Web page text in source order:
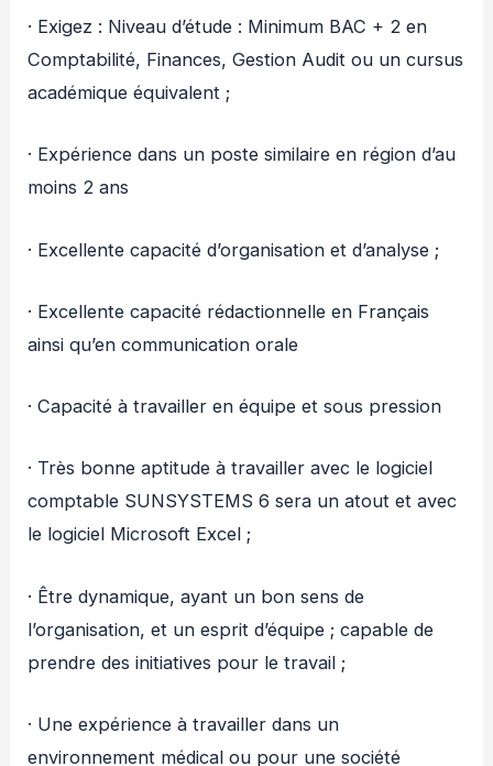
· Exigez : Niveau d’étude : Minimum BAC + 2 en
Comptabilité, Finances, Gestion Audit ou un cursus
académique équivalent ;
· Expérience dans un poste similaire en région d’au
moins 2 ans
· Excellente capacité d’organisation et d’analyse ;
· Excellente capacité rédactionnelle en Français
ainsi qu’en communication orale
· Capacité à travailler en équipe et sous pression
· Très bonne aptitude à travailler avec le logiciel
comptable SUNSYSTEMS 6 sera un atout et avec
le logiciel Microsoft Excel ;
· Être dynamique, ayant un bon sens de
l’organisation, et un esprit d’équipe ; capable de
prendre des initiatives pour le travail ;
· Une expérience à travailler dans un
environnement médical ou pour une société